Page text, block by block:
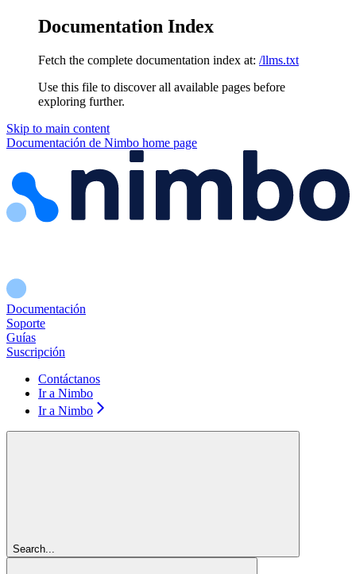
Documentation Index
Fetch the complete documentation index at: /llms.txt
Use this file to discover all available pages before
exploring further.
Skip to main content
Documentación de Nimbo home page
Documentación
Soporte
Guías
Suscripción
Contáctanos
Ir a Nimbo
Ir a Nimbo
Search...